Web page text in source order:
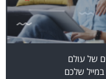
של עולם
שלכם